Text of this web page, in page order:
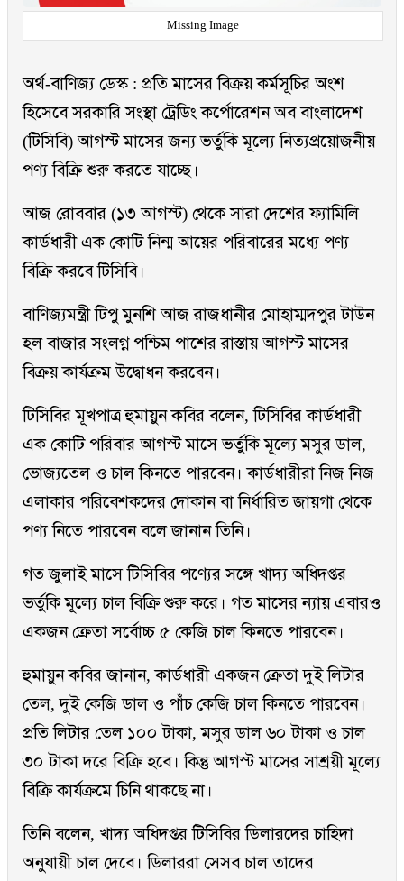
Missing Image
অর্থ-বাণিজ্য ডেস্ক : প্রতি মাসের বিক্রয় কর্মসূচির অংশ
হিসেবে সরকারি সংস্থা ট্রেডিং কর্পোরেশন অব বাংলাদেশ
(টিসিবি) আগস্ট মাসের জন্য ভর্তুকি মূল্যে নিত্যপ্রয়োজনীয়
পণ্য বিক্রি শুরু করতে যাচ্ছে।
আজ রোববার (১৩ আগস্ট) থেকে সারা দেশের ফ্যামিলি
কার্ডধারী এক কোটি নিন্ম আয়ের পরিবারের মধ্যে পণ্য
বিক্রি করবে টিসিবি।
বাণিজ্যমন্ত্রী টিপু মুনশি আজ রাজধানীর মোহাম্মদপুর টাউন
হল বাজার সংলগ্ন পশ্চিম পাশের রাস্তায় আগস্ট মাসের
বিক্রয় কার্যক্রম উদ্বোধন করবেন।
টিসিবির মূখপাত্র হুমায়ুন কবির বলেন, টিসিবির কার্ডধারী
এক কোটি পরিবার আগস্ট মাসে ভর্তুকি মূল্যে মসুর ডাল,
ভোজ্যতেল ও চাল কিনতে পারবেন। কার্ডধারীরা নিজ নিজ
এলাকার পরিবেশকদের দোকান বা নির্ধারিত জায়গা থেকে
পণ্য নিতে পারবেন বলে জানান তিনি।
গত জুলাই মাসে টিসিবির পণ্যের সঙ্গে খাদ্য অধিদপ্তর
ভর্তুকি মূল্যে চাল বিক্রি শুরু করে। গত মাসের ন্যায় এবারও
একজন ক্রেতা সর্বোচ্চ ৫ কেজি চাল কিনতে পারবেন।
হুমায়ুন কবির জানান, কার্ডধারী একজন ক্রেতা দুই লিটার
তেল, দুই কেজি ডাল ও পাঁচ কেজি চাল কিনতে পারবেন।
প্রতি লিটার তেল ১০০ টাকা, মসুর ডাল ৬০ টাকা ও চাল
৩০ টাকা দরে বিক্রি হবে। কিন্তু আগস্ট মাসের সাশ্রয়ী মূল্যে
বিক্রি কার্যক্রমে চিনি থাকছে না।
তিনি বলেন, খাদ্য অধিদপ্তর টিসিবির ডিলারদের চাহিদা
অনুযায়ী চাল দেবে। ডিলাররা সেসব চাল তাদের